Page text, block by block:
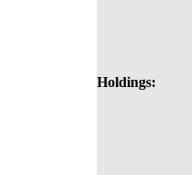
Holdings: